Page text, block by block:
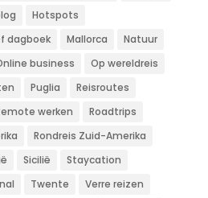
Hotspots
dagboek Mallorca
Natuur
business
Op wereldreis
Puglia
Reisroutes
werken
Roadtrips
Rondreis Zuid-Amerika
Sicilië
Staycation
Twente
Verre reizen